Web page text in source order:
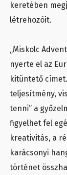
keretében
létrehozóit.
„Miskolc
nyerte el az
kitüntető
teljesítmény,
tenni” a
figyelhet fel
kreativitás, a
karácsonyi
történet